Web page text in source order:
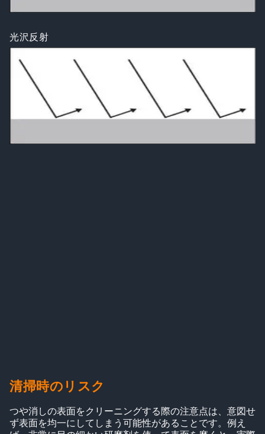
光沢反射
清掃時のリスク
つや消しの表面をクリーニングする際の注意点は、意図せ
ず表面を均一にしてしまう可能性があることです。例え